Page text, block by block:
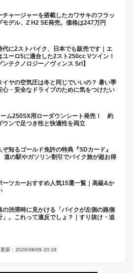
チャージャーを搭載したカワサキのフラッ
モデル、Z H2 SE発売。価格は247万円
代に2ストバイク、日本でも販売です｜エ
ユーロ5に適合した2スト250cc Vツイン！
ンテクノロジー／ヴィンス Srl】
イヤの空気圧は冬と同じでいいの？ 暑い季
心・安全なドライブのために気をつけたい
ム250SX用ローダウンシート発売！ 約
ンで足つき性と快適性を両立
ぞ知るゴールド免許の特典『SDカード』
道の駅やガソリン割引でバイク旅が超お得
ーツカーおすすめ人気15選一覧｜高級&か
の渋滞時に見かける「バイクが左側の路側
」。これって違反でしょ？｜すり抜け・追
更新：2026/08/09 20:18